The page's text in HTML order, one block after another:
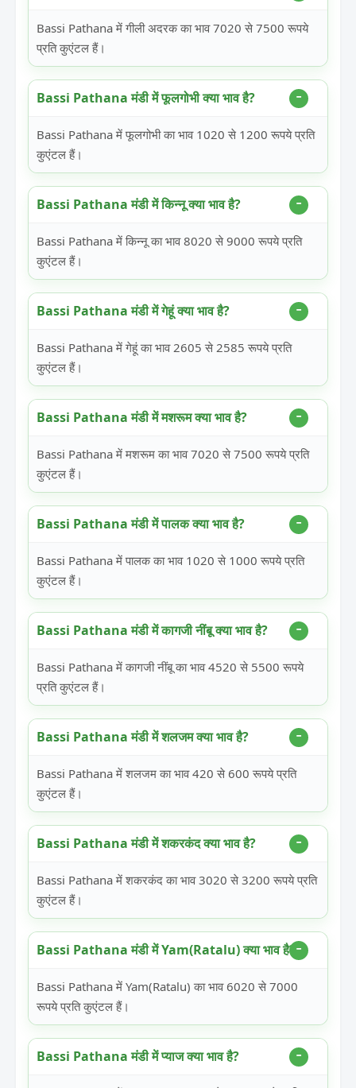
Bassi Pathana में गीली अदरक का भाव 7020 से 7500 रूपये
प्रति कुएंटल हैं।
Bassi Pathana मंडी में फूलगोभी क्या भाव है?
Bassi Pathana में फूलगोभी का भाव 1020 से 1200 रूपये प्रति
कुएंटल हैं।
Bassi Pathana मंडी में किन्नू क्या भाव है?
Bassi Pathana में किन्नू का भाव 8020 से 9000 रूपये प्रति
कुएंटल हैं।
Bassi Pathana मंडी में गेहूं क्या भाव है?
Bassi Pathana में गेहूं का भाव 2605 से 2585 रूपये प्रति
कुएंटल हैं।
Bassi Pathana मंडी में मशरूम क्या भाव है?
Bassi Pathana में मशरूम का भाव 7020 से 7500 रूपये प्रति
कुएंटल हैं।
Bassi Pathana मंडी में पालक क्या भाव है?
Bassi Pathana में पालक का भाव 1020 से 1000 रूपये प्रति
कुएंटल हैं।
Bassi Pathana मंडी में कागजी नींबू क्या भाव है?
Bassi Pathana में कागजी नींबू का भाव 4520 से 5500 रूपये
प्रति कुएंटल हैं।
Bassi Pathana मंडी में शलजम क्या भाव है?
Bassi Pathana में शलजम का भाव 420 से 600 रूपये प्रति
कुएंटल हैं।
Bassi Pathana मंडी में शकरकंद क्या भाव है?
Bassi Pathana में शकरकंद का भाव 3020 से 3200 रूपये प्रति
कुएंटल हैं।
Bassi Pathana मंडी में Yam(Ratalu) क्या भाव है?
Bassi Pathana में Yam(Ratalu) का भाव 6020 से 7000
रूपये प्रति कुएंटल हैं।
Bassi Pathana मंडी में प्याज क्या भाव है?